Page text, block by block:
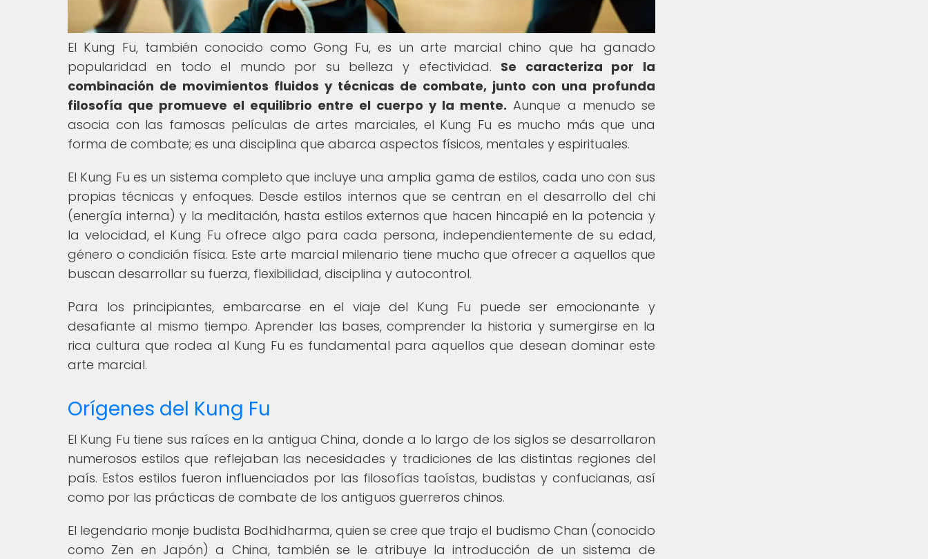
El Kung Fu, también conocido como Gong Fu, es un arte marcial chino que ha ganado
popularidad en todo el mundo por su belleza y efectividad. Se caracteriza por la
combinación de movimientos fluidos y técnicas de combate, junto con una profunda
filosofía que promueve el equilibrio entre el cuerpo y la mente. Aunque a menudo se
asocia con las famosas películas de artes marciales, el Kung Fu es mucho más que una
forma de combate; es una disciplina que abarca aspectos físicos, mentales y espirituales.
El Kung Fu es un sistema completo que incluye una amplia gama de estilos, cada uno con sus
propias técnicas y enfoques. Desde estilos internos que se centran en el desarrollo del chi
(energía interna) y la meditación, hasta estilos externos que hacen hincapié en la potencia y
la velocidad, el Kung Fu ofrece algo para cada persona, independientemente de su edad,
género o condición física. Este arte marcial milenario tiene mucho que ofrecer a aquellos que
buscan desarrollar su fuerza, flexibilidad, disciplina y autocontrol.
Para los principiantes, embarcarse en el viaje del Kung Fu puede ser emocionante y
desafiante al mismo tiempo. Aprender las bases, comprender la historia y sumergirse en la
rica cultura que rodea al Kung Fu es fundamental para aquellos que desean dominar este
arte marcial.
Orígenes del Kung Fu
El Kung Fu tiene sus raíces en la antigua China, donde a lo largo de los siglos se desarrollaron
numerosos estilos que reflejaban las necesidades y tradiciones de las distintas regiones del
país. Estos estilos fueron influenciados por las filosofías taoístas, budistas y confucianas, así
como por las prácticas de combate de los antiguos guerreros chinos.
El legendario monje budista Bodhidharma, quien se cree que trajo el budismo Chan (conocido
como Zen en Japón) a China, también se le atribuye la introducción de un sistema de